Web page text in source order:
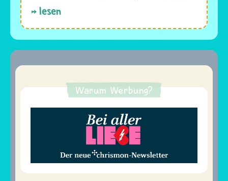
lesen
Warum Werbung?